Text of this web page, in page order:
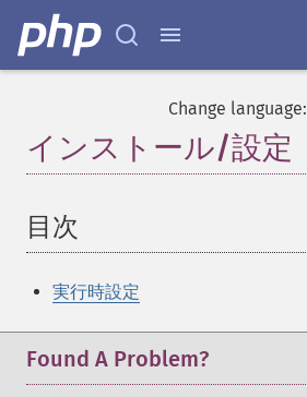
Change language:
インストール/設定
目次
実行時設定
Found A Problem?